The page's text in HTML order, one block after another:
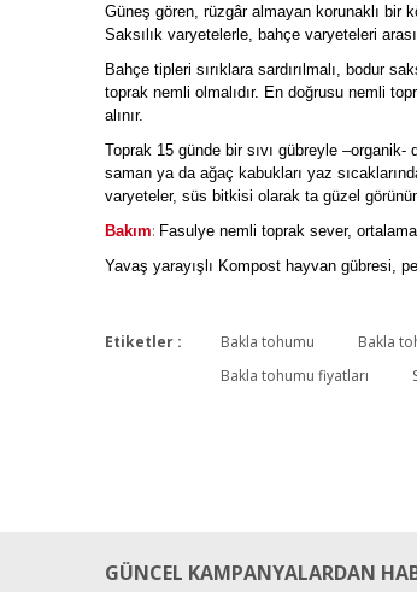
Güneş gören, rüzgâr almayan korunaklı bir
Saksılık varyetelerle, bahçe varyeteleri
Bahçe tipleri sırıklara sardırılmalı, bodur
toprak nemli olmalıdır. En doğrusu nemli
alınır.
Toprak 15 günde bir sıvı gübreyle
saman ya da ağaç kabukları yaz
varyeteler, süs bitkisi olarak ta güzel
Bakım: Fasulye nemli toprak sever,
Yavaş yarayışlı Kompost hayvan gübresi,
Yorum Yaz
Etiketler : Bakla tohumu Bakla
Bakla tohumu fiyatları
GÜNCEL KAMPANYALARDAN